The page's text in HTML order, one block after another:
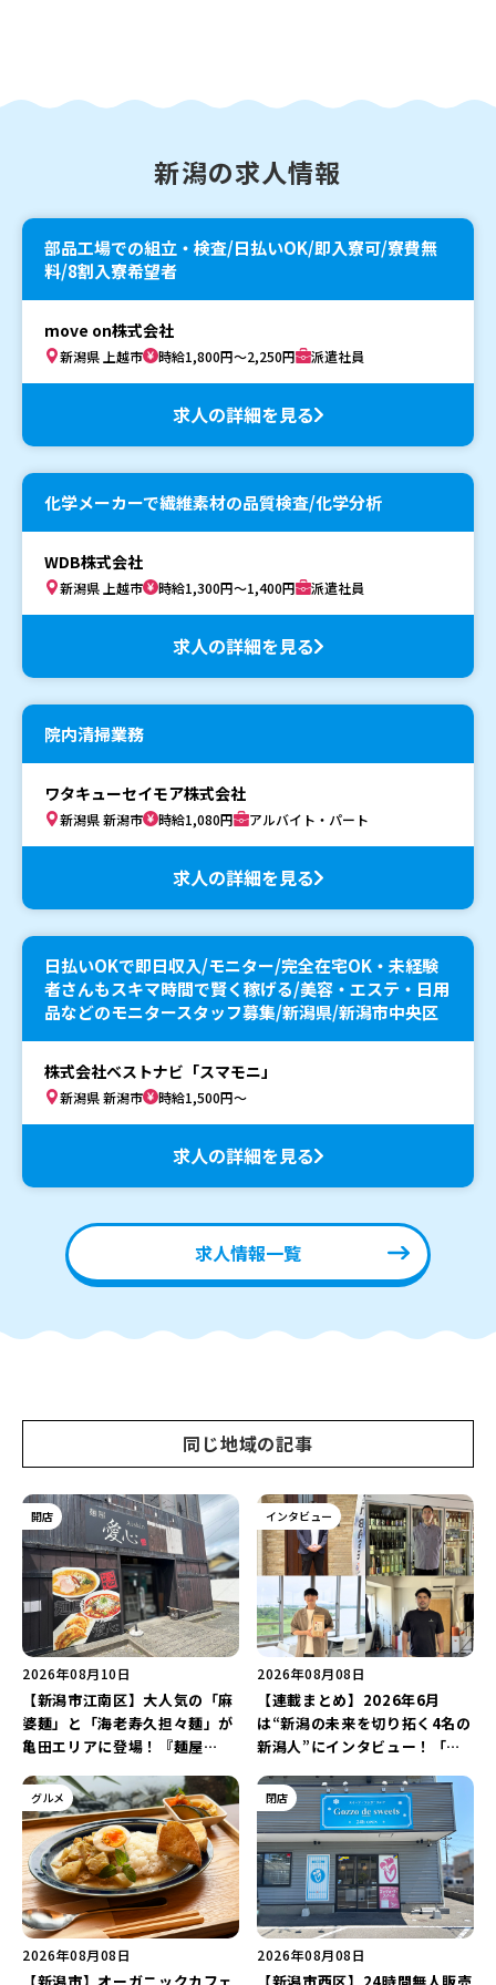
新潟の求人情報
部品工場での組立・検査/日払いOK/即入寮可/寮費無
料/8割入寮希望者
move on株式会社
新潟県 上越市 時給1,800円～2,250円 派遣社員
求人の詳細を見る
化学メーカーで繊維素材の品質検査/化学分析
WDB株式会社
新潟県 上越市 時給1,300円～1,400円 派遣社員
求人の詳細を見る
院内清掃業務
ワタキューセイモア株式会社
新潟県 新潟市 時給1,080円 アルバイト・パート
求人の詳細を見る
日払いOKで即日収入/モニター/完全在宅OK・未経験
者さんもスキマ時間で賢く稼げる/美容・エステ・日用
品などのモニタースタッフ募集/新潟県/新潟市中央区
株式会社ベストナビ「スマモニ」
新潟県 新潟市 時給1,500円～
求人の詳細を見る
求人情報一覧
同じ地域の記事
開店
2026年08月10日
【新潟市江南区】大人気の「麻
婆麺」と「海老寿久担々麺」が
亀田エリアに登場！『麺屋
プン予定♪
インタビュー
2026年08月08日
【連載まとめ】2026年6月
は“新潟の未来を切り拓く4名の
新潟人”にインタビュー！「学
トグラファー」など要チェック
♪
グルメ
2026年08月08日
閉店
2026年08月08日